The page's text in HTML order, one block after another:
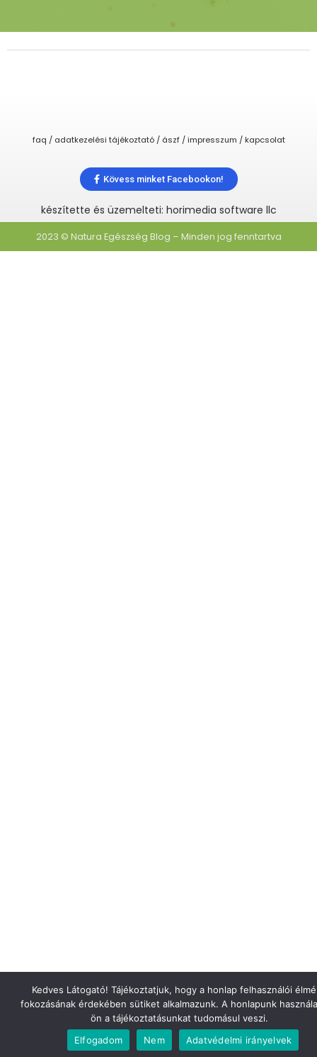
faq / adatkezelési tájékoztató / ászf / impresszum / kapcsolat
Kövess minket Facebookon!
készítette és üzemelteti: horimedia software llc
2023 © Natura Egészség Blog – Minden jog fenntartva
Kedves Látogató! Tájékoztatjuk, hogy a honlap felhasználói
fokozásának érdekében sütiket alkalmazunk. A honlapunk
ön a tájékoztatásunkat tudomásul veszi.
Elfogadom
Nem Adatvédelmi irányelvek